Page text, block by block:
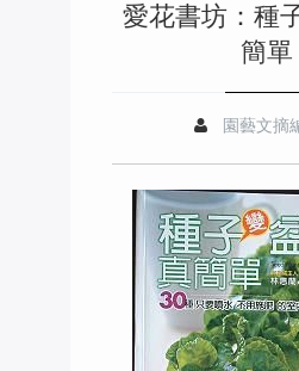
愛花書坊：種
簡單
園藝文摘